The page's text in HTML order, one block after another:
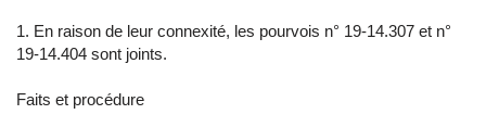
1. En raison de leur connexité, les pourvois n° 19-14.307 et n°
19-14.404 sont joints.
Faits et procédure